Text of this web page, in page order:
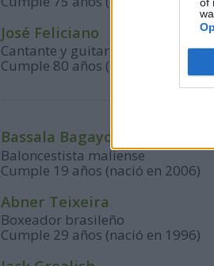
José Feliciano
Cantante y guitarrista
Cumple 80 años (nació en 1945)
Bassala Bagayoko
Baloncestista maliense
Cumple 19 años (nació en 2006)
Abner Teixeira
Boxeador brasileño
Cumple 29 años (nació en 1996)